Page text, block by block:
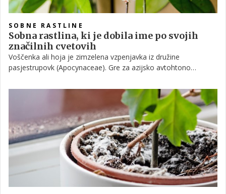
SOBNE RASTLINE
Sobna rastlina, ki je dobila ime po svojih
značilnih cvetovih
Voščenka ali hoja je zimzelena vzpenjavka iz družine
pasjestrupovk (Apocynaceae). Gre za azijsko avtohtono
Brown in jo poimenoval v čast botanika Thomasa Hoya. Danes
je med ljubitelji sobnih rastlin poznana predvsem kot dišeča
roža, ki jo pogosto gojimo v notranjih prostorih. Zahteva malo
vzdrževanja, njena rast pa je razmeroma počasna. Več o skrbi
zanjo preberite v nadaljevanju.